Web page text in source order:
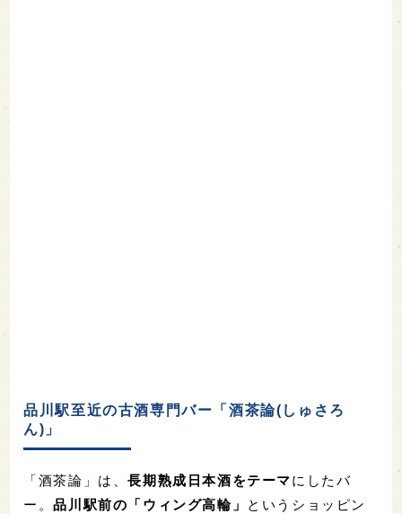
品川駅至近の古酒専門バー「酒茶論(しゅさろ
ん)」
「酒茶論」は、長期熟成日本酒をテーマにしたバ
ー。品川駅前の「ウィング高輪」
というショッピン